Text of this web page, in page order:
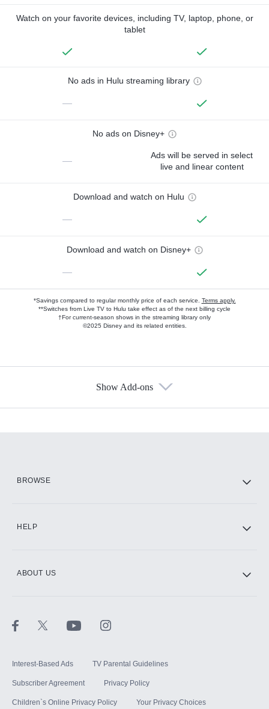
Watch on your favorite devices, including TV, laptop, phone, or
tablet
No ads in Hulu streaming library
—
No ads on Disney+
—
Ads will be served in select
live and linear content
Download and watch on Hulu
—
Download and watch on Disney+
—
*Savings compared to regular monthly price of each service. Terms apply.
**Switches from Live TV to Hulu take effect as of the next billing cycle
†For current-season shows in the streaming library only
©2025 Disney and its related entities.
Show Add-ons
BROWSE
HELP
ABOUT US
Interest-Based Ads TV Parental Guidelines
Subscriber Agreement Privacy Policy
Children`s Online Privacy Policy Your Privacy Choices